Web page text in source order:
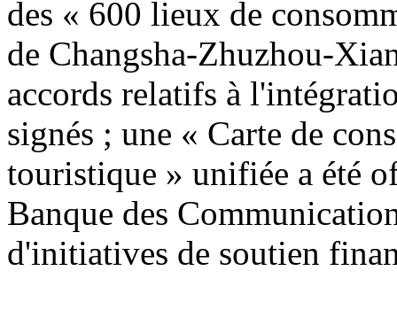
des « 600 lieux de
de Changsha-Zhuzhou-
accords relatifs à
signés ; une « Carte de
touristique » unifiée a été
Banque des
d'initiatives de soutien